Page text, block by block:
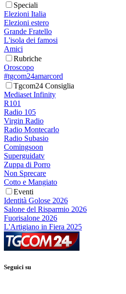
Speciali
Elezioni Italia
Elezioni estero
Grande Fratello
L'isola dei famosi
Amici
Rubriche
Oroscopo
#tgcom24amarcord
Tgcom24 Consiglia
Mediaset Infinity
R101
Radio 105
Virgin Radio
Radio Montecarlo
Radio Subasio
Comingsoon
Superguidatv
Zuppa di Porro
Non Sprecare
Cotto e Mangiato
Eventi
Identità Golose 2026
Salone del Risparmio 2026
Fuorisalone 2026
L'Artigiano in Fiera 2025
Seguici su